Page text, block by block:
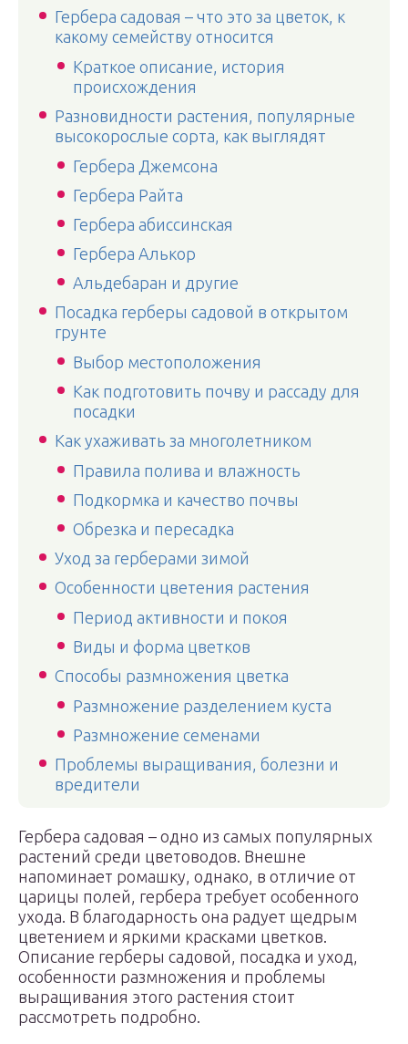
Гербера садовая – что это за цветок, к
какому семейству относится
Краткое описание, история
происхождения
Разновидности растения, популярные
высокорослые сорта, как выглядят
Гербера Джемсона
Гербера Райта
Гербера абиссинская
Гербера Алькор
Альдебаран и другие
Посадка герберы садовой в открытом
грунте
Выбор местоположения
Как подготовить почву и рассаду для
посадки
Как ухаживать за многолетником
Правила полива и влажность
Подкормка и качество почвы
Обрезка и пересадка
Уход за герберами зимой
Особенности цветения растения
Период активности и покоя
Виды и форма цветков
Способы размножения цветка
Размножение разделением куста
Размножение семенами
Проблемы выращивания, болезни и
вредители
Гербера садовая – одно из самых популярных
растений среди цветоводов. Внешне
напоминает ромашку, однако, в отличие от
царицы полей, гербера требует особенного
ухода. В благодарность она радует щедрым
цветением и яркими красками цветков.
Описание герберы садовой, посадка и уход,
особенности размножения и проблемы
выращивания этого растения стоит
рассмотреть подробно.